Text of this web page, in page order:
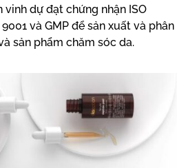
dự đạt chứng nhận ISO
9001 và GMP để sản xuất và phân
sản phẩm chăm sóc da.